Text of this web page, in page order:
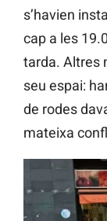
s’havien
cap a les
tarda. Altres
seu espai:
de rodes
mateixa